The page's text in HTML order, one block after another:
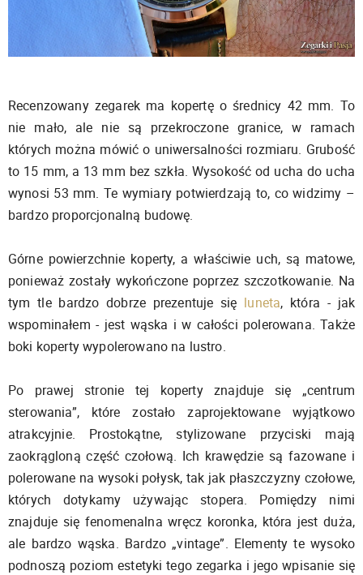
Recenzowany zegarek ma kopertę o średnicy 42 mm. To
nie mało, ale nie są przekroczone granice, w ramach
których można mówić o uniwersalności rozmiaru. Grubość
to 15 mm, a 13 mm bez szkła. Wysokość od ucha do ucha
wynosi 53 mm. Te wymiary potwierdzają to, co widzimy –
bardzo proporcjonalną budowę.
Górne powierzchnie koperty, a właściwie uch, są matowe,
ponieważ zostały wykończone poprzez szczotkowanie. Na
tym tle bardzo dobrze prezentuje się luneta, która - jak
wspominałem - jest wąska i w całości polerowana. Także
boki koperty wypolerowano na lustro.
Po prawej stronie tej koperty znajduje się „centrum
sterowania”, które zostało zaprojektowane wyjątkowo
atrakcyjnie. Prostokątne, stylizowane przyciski mają
zaokrągloną część czołową. Ich krawędzie są fazowane i
polerowane na wysoki połysk, tak jak płaszczyzny czołowe,
których dotykamy używając stopera. Pomiędzy nimi
znajduje się fenomenalna wręcz koronka, która jest duża,
ale bardzo wąska. Bardzo „vintage”. Elementy te wysoko
podnoszą poziom estetyki tego zegarka i jego wpisanie się